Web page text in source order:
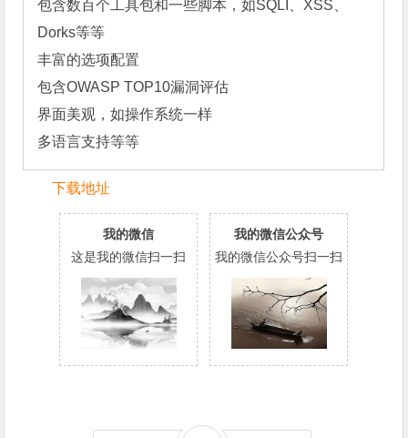
包含数百个工具包和一些脚本，如SQLI、XSS、
Dorks等等
丰富的选项配置
包含OWASP TOP10漏洞评估
界面美观，如操作系统一样
多语言支持等等
下载地址
我的微信
这是我的微信扫一扫
我的微信公众号
我的微信公众号扫一扫